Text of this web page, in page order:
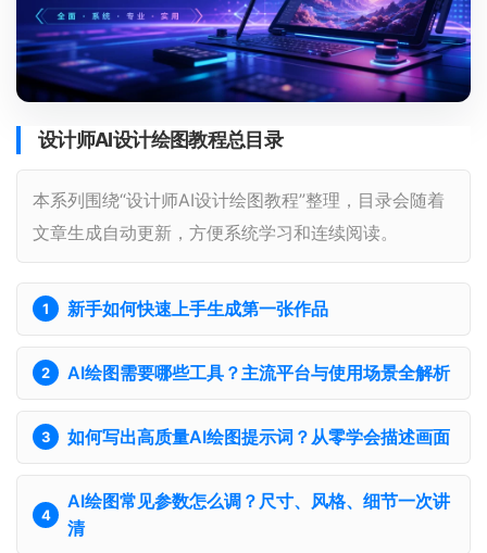
设计师AI设计绘图教程总目录
本系列围绕“设计师AI设计绘图教程”整理，目录会随着
文章生成自动更新，方便系统学习和连续阅读。
新手如何快速上手生成第一张作品
AI绘图需要哪些工具？主流平台与使用场景全解析
如何写出高质量AI绘图提示词？从零学会描述画面
AI绘图常见参数怎么调？尺寸、风格、细节一次讲
清